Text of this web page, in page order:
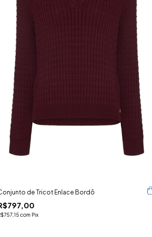
de Tricot Enlace Bordô
com Pix